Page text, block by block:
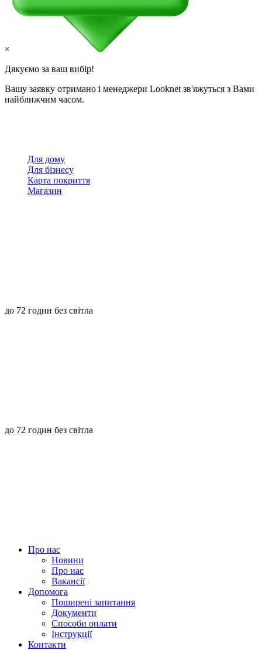
×
Дякуємо за ваш вибір!
Вашу заявку отримано і менеджери Looknet зв'яжуться з Вами
найближчим часом.
Для дому
Для бізнесу
Карта покриття
Магазин
до 72 годин без світла
до 72 годин без світла
Про нас
Новини
Про нас
Вакансії
Допомога
Поширені запитання
Документи
Способи оплати
Інструкції
Контакти